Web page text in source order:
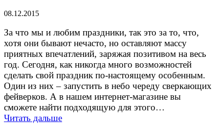
08.12.2015
За что мы и любим праздники, так это за то, что,
хотя они бывают нечасто, но оставляют массу
приятных впечатлений, заряжая позитивом на весь
год. Сегодня, как никогда много возможностей
сделать свой праздник по-настоящему особенным.
Один из них – запустить в небо череду сверкающих
фейверков. А в нашем интернет-магазине вы
сможете найти подходящую для этого…
Читать дальше